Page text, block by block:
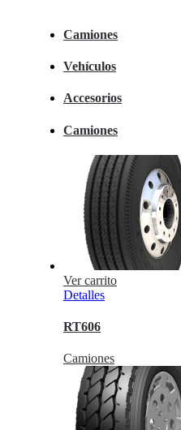
Camiones
Vehículos
Accesorios
Camiones
Ver carrito
Detalles
RT606
Camiones